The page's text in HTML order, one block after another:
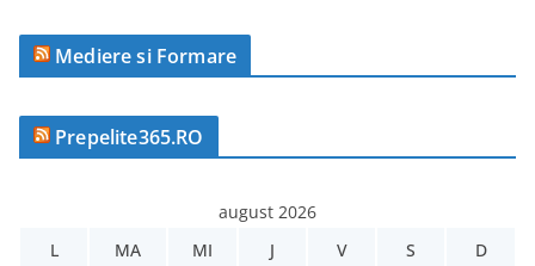
Mediere si Formare
Prepelite365.RO
august 2026
L
MA MI J V S D